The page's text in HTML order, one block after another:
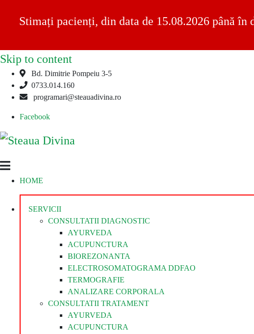
Stimați pacienți, din data de 15.08.2026 până
Skip to content
Bd. Dimitrie Pompeiu 3-5
0733.014.160
programari@steauadivina.ro
Facebook
Steaua
Divina
Clinica
SteauaHOME
SERVICII
CONSULTATII DIAGNOSTIC
AYURVEDA
ACUPUNCTURA
BIOREZONANTA
ELECTROSOMATOGRAMA DDFAO
TERMOGRAFIE
ANALIZARE CORPORALA
CONSULTATII TRATAMENT
AYURVEDA
ACUPUNCTURA